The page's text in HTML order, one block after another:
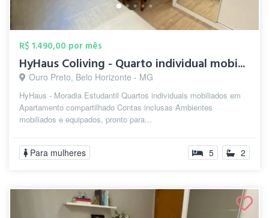
R$ 1.490,00 por mês
HyHaus Coliving - Quarto individual mobi...
Ouro Preto, Belo Horizonte - MG
HyHaus - Moradia Estudantil Quartos individuais mobiliados em
Apartamento compartilhado Contas inclusas Ambientes
mobiliados e equipados, pronto para...
Para mulheres 5 2